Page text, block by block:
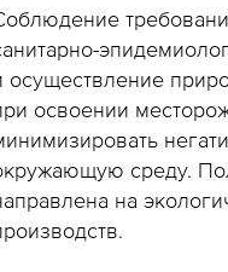
осуществление
освоении
среду.
на